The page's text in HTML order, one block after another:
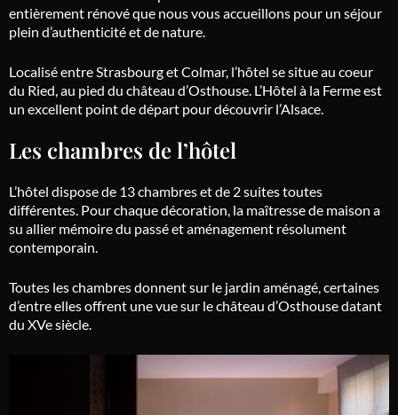
entièrement rénové que nous vous accueillons pour un séjour
plein d’authenticité et de nature.
Localisé entre Strasbourg et Colmar, l’hôtel se situe au coeur
du Ried, au pied du château d’Osthouse. L’Hôtel à la Ferme est
un excellent point de départ pour découvrir l’Alsace.
Les chambres de l’hôtel
L’hôtel dispose de 13 chambres et de 2 suites toutes
différentes. Pour chaque décoration, la maîtresse de maison a
su allier mémoire du passé et aménagement résolument
contemporain.
Toutes les chambres donnent sur le jardin aménagé, certaines
d’entre elles offrent une vue sur le château d’Osthouse datant
du XVe siècle.